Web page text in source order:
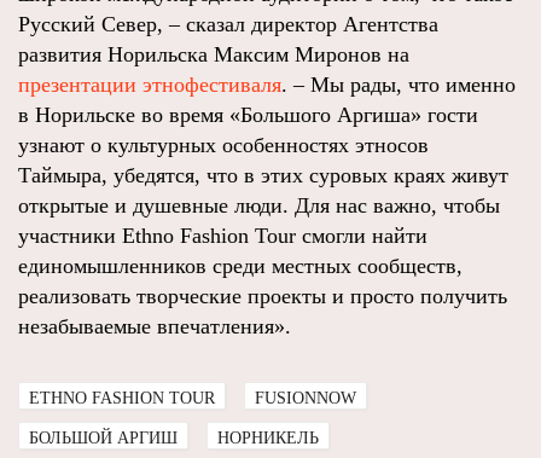
Русский Север, – сказал директор Агентства
развития Норильска Максим Миронов на
презентации этнофестиваля. – Мы рады, что именно
в Норильске во время «Большого Аргиша» гости
узнают о культурных особенностях этносов
Таймыра, убедятся, что в этих суровых краях живут
открытые и душевные люди. Для нас важно, чтобы
участники Ethno Fashion Tour смогли найти
единомышленников среди местных сообществ,
реализовать творческие проекты и просто получить
незабываемые впечатления».
ETHNO FASHION TOUR FUSIONNOW
БОЛЬШОЙ АРГИШ НОРНИКЕЛЬ